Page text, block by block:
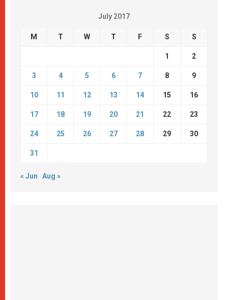
July 2017
M T W T F S S
1 2
3 4 5 6 7 8 9
10 11 12 13 14 15 16
17 18 19 20 21 22 23
24 25 26 27 28 29 30
31
« Jun Aug »